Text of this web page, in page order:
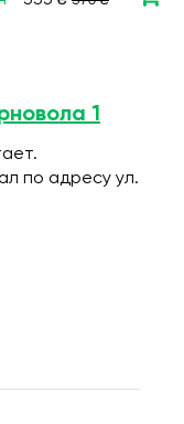
1
по адресу ул.